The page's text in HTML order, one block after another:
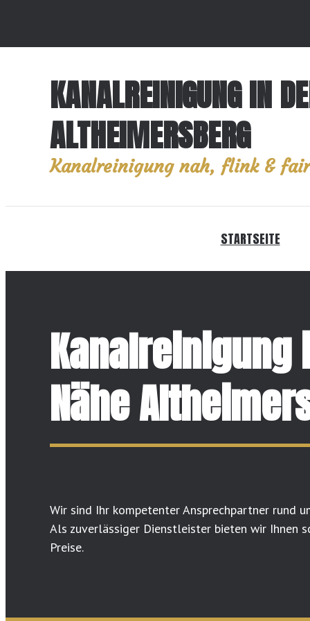
KANALREINIGUNG IN
ALTHEIMERSBERG
Kanalreinigung nah, flink & fair
STARTSEITE
Kanalreinigung
Nähe
Wir sind Ihr kompetenter Ansprechpartner rund
Als zuverlässiger Dienstleister bieten wir Ihnen
Preise.